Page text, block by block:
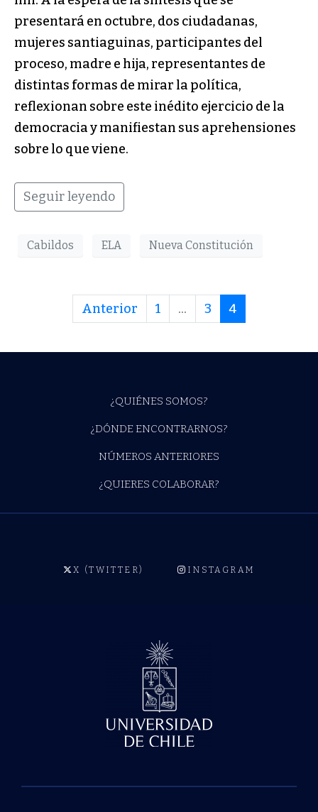
presentará en octubre, dos ciudadanas,
mujeres santiaguinas, participantes del
proceso, madre e hija, representantes de
distintas formas de mirar la política,
reflexionan sobre este inédito ejercicio de la
democracia y manifiestan sus aprehensiones
sobre lo que viene.
Seguir leyendo
Cabildos ELA Nueva Constitución
Anterior 1 ... 3 4
¿QUIÉNES SOMOS?
¿DÓNDE ENCONTRARNOS?
NÚMEROS ANTERIORES
¿QUIERES COLABORAR?
X (TWITTER) INSTAGRAM